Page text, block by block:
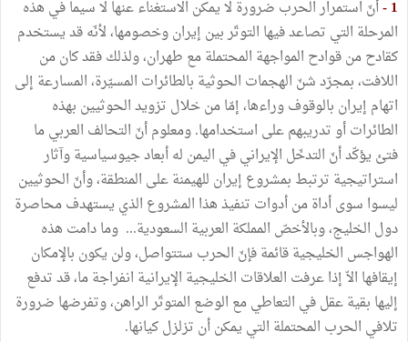
1 - أنّ استمرار الحرب ضرورة لا يمكن الاستغناء عنها لا سيما في هذه
المرحلة التي تصاعد فيها التوتّر بين إيران وخصومها، لأنّه قد يستخدم
كقادح من قوادح المواجهة المحتملة مع طهران، ولذلك فقد كان من
اللافت، بمجرّد شنّ الهجمات الحوثية بالطائرات المسيّرة، المسارعة إلى
اتهام إيران بالوقوف وراءها، إمّا من خلال تزويد الحوثيين بهذه
الطائرات أو تدريبهم على استخدامها. ومعلوم أنّ التحالف العربي ما
فتئ يؤكّد أنّ التدخّل الإيراني في اليمن له أبعاد جيوسياسية وآثار
استراتيجية ترتبط بمشروع إيران للهيمنة على المنطقة، وأنّ الحوثيين
ليسوا سوى أداة من أدوات تنفيذ هذا المشروع الذي يستهدف محاصرة
دول الخليج، وبالأخصّ المملكة العربية السعودية... وما دامت هذه
الهواجس الخليجية قائمة فإنّ الحرب ستتواصل، ولن يكون بالإمكان
إيقافها الاّ إذا عرفت العلاقات الخليجية الإيرانية انفراجة ما، قد تدفع
إليها بقية عقل في التعاطي مع الوضع المتوتّر الراهن، وتفرضها ضرورة
تلافي الحرب المحتملة التي يمكن أن تزلزل كيانها.